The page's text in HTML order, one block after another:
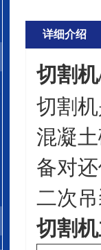
详细介绍
切割
切割
混凝
备对
二次
切割